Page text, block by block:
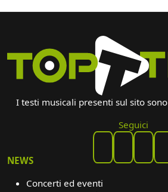
I testi musicali presenti sul sito
Seguici
NEWS
Concerti ed eventi